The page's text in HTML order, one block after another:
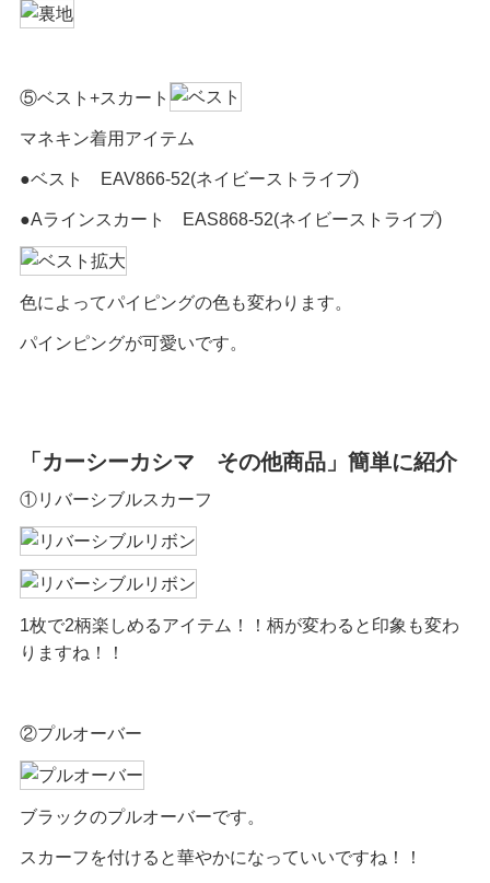
⑤ベスト+スカート
マネキン着用アイテム
●ベスト EAV866-52(ネイビーストライプ)
●Aラインスカート EAS868-52(ネイビーストライプ)
色によってパイピングの色も変わります。
パインピングが可愛いです。
「カーシーカシマ その他商品」簡単に紹介
①リバーシブルスカーフ
1枚で2柄楽しめるアイテム！！柄が変わると印象も変わ
りますね！！
②プルオーバー
ブラックのプルオーバーです。
スカーフを付けると華やかになっていいですね！！